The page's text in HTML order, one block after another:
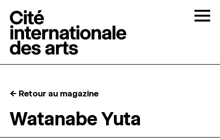
RÉSIDENCES ↓
← Retour au magazine
Watanabe Yuta